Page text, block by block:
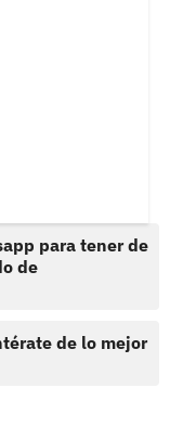
para tener de
de
de lo mejor